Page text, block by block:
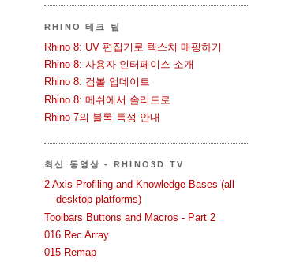
RHINO 테크 팁
Rhino 8: UV 편집기로 텍스처 매핑하기
Rhino 8: 사용자 인터페이스 소개
Rhino 8: 검볼 업데이트
Rhino 8: 메쉬에서 솔리드로
Rhino 7의 블록 특성 안내
최신 동영상 - RHINO3D TV
2 Axis Profiling and Knowledge Bases (all
desktop platforms)
Toolbars Buttons and Macros - Part 2
016 Rec Array
015 Remap